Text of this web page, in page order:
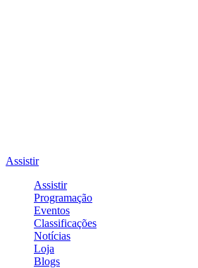
Assistir
Assistir
Programação
Eventos
Classificações
Notícias
Loja
Blogs